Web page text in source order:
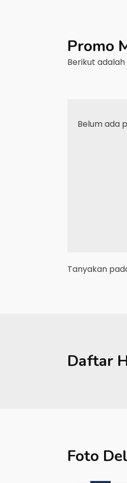
Promo
Berikut
Belum ada
Tanyakan
Daftar
Foto